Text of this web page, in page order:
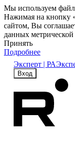
Мы используем
Нажимая на кнопку
сайтом, Вы
данных
Принять
Подробнее
Эксперт | РА
Вход